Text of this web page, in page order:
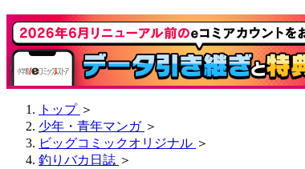
トップ ＞
少年・青年マンガ ＞
ビッグコミックオリジナル ＞
釣りバカ日誌 ＞